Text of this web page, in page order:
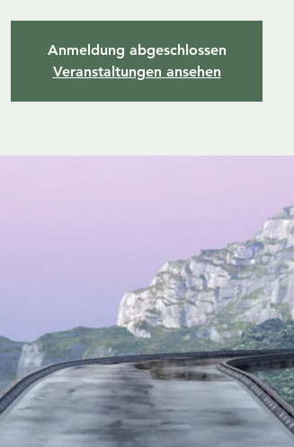
Anmeldung abgeschlossen
Veranstaltungen ansehen